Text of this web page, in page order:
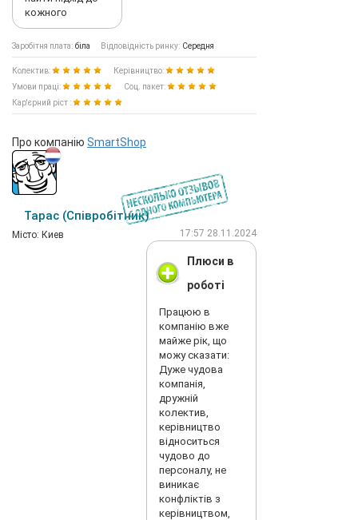
кожного
Заробітня плата: біла Відповідність ринку: Середня
Колектив:
Керівництво:
Умови праці:
Соц. пакет:
Кар'єрний ріст :
Про компанію SmartShop
Тарас (Співробітник)
Мiсто: Киев 17:57 28.11.2024
Плюси в
роботі
Працюю в
компанію вже
майже рік, що
можу сказати:
Дуже чудова
компанія,
дружній
колектив,
керівництво
відноситься
чудово до
персоналу, не
виникає
конфліктів з
керівництвом,